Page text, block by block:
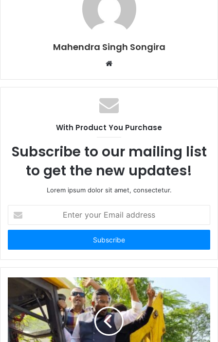
Mahendra Singh Songira
Website
With Product You Purchase
Subscribe to our mailing list
to get the new updates!
Lorem ipsum dolor sit amet, consectetur.
your
Email